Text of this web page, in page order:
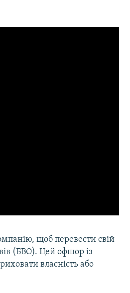
щоб перевести свій
(БВО). Цей офшор із
власність або